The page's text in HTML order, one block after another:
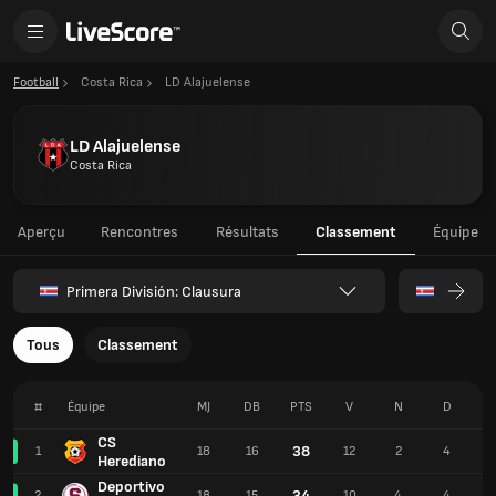
Football Costa Rica LD Alajuelense
LD Alajuelense
Costa Rica
Aperçu Rencontres Résultats Classement Équipe
Primera División: Clausura
Tous Classement
# Équipe
1
CS
Herediano
Deportivo
MJ DB PTS V N D
18 16 38 12 2 4